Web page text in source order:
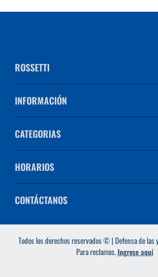
ROSSETTI
INFORMACIÓN
CATEGORIAS
HORARIOS
CONTÁCTANOS
Todos los derechos reservados © | Defensa de las
Para reclamos.Ingrese aquí